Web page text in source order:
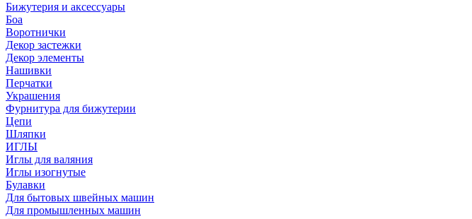
Бижутерия и аксессуары
Боа
Воротнички
Декор застежки
Декор элементы
Нашивки
Перчатки
Украшения
Фурнитура для бижутерии
Цепи
Шляпки
ИГЛЫ
Иглы для валяния
Иглы изогнутые
Булавки
Для бытовых швейных машин
Для промышленных машин